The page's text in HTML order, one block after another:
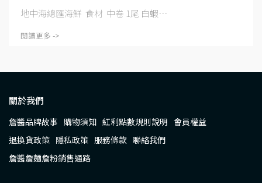
地中海總匯海鮮 食材 中卷 1尾 白蝦⋯
閱讀更多 ->
關於我們
詹醬品牌故事 購物須知 紅利點數規則說明 會員權益
退換貨政策 隱私政策 服務條款 聯絡我們
詹醬詹麵詹粉銷售通路